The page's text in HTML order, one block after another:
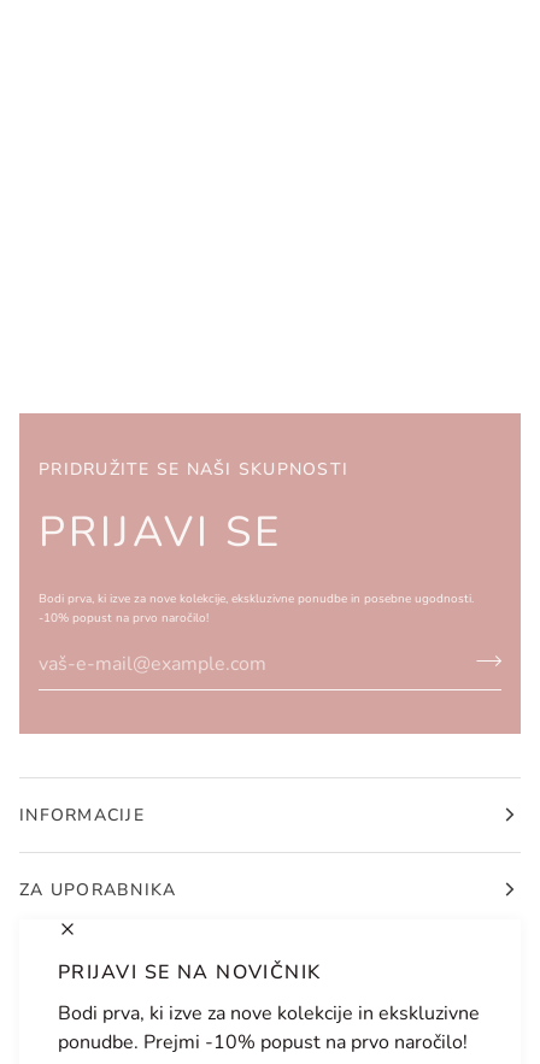
PRIJAVI SE NA NOVIČNIK
Bodi prva, ki izve za nove kolekcije in ekskluzivne
ponudbe. Prejmi -10% popust na prvo naročilo!
PRIDRUŽITE SE NAŠI SKUPNOSTI
PRIJAVI SE
Bodi prva, ki izve za nove kolekcije, ekskluzivne ponudbe in posebne ugodnosti.
-10% popust na prvo naročilo!
INFORMACIJE
ZA UPORABNIKA
JEZIK
SLOVENŠČINA VALUTA
SLOVENIJA (SI €)